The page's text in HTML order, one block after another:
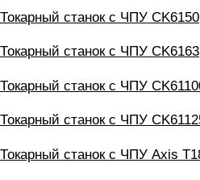
Токарный станок с ЧПУ CK6150
Токарный станок с ЧПУ CK6163
Токарный станок с ЧПУ
Токарный станок с ЧПУ
Токарный станок с ЧПУ Axis